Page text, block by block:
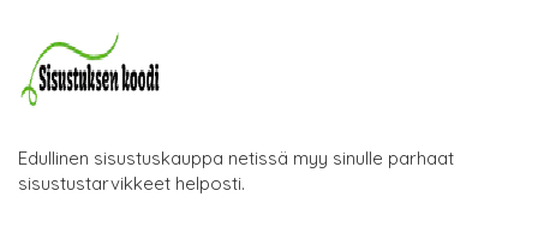
Edullinen sisustuskauppa netissä myy sinulle parhaat
sisustustarvikkeet helposti.